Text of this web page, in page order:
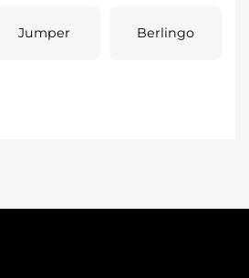
Jumper Berlingo